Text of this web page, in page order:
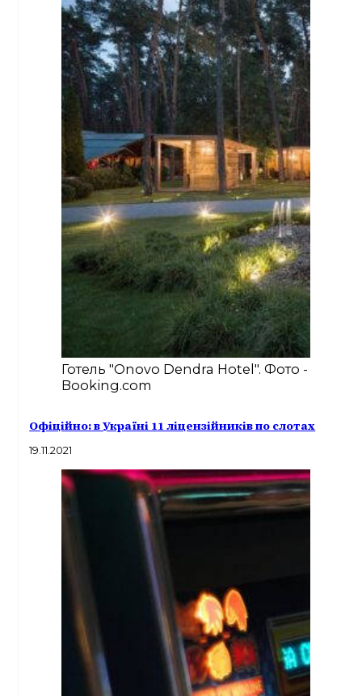
Готель "Onovo Dendra Hotel". Фото -
Booking.com
Офіційно: в Україні 11 ліцензійників по слотах
19.11.2021